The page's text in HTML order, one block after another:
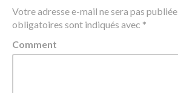
Votre adresse e-mail ne sera pas publiée.
obligatoires sont indiqués avec *
Comment